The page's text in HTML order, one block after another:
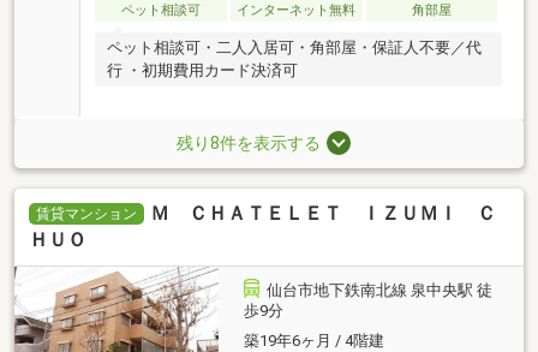
ペット相談可
インターネット無料 角部屋
ペット相談可・二人入居可・角部屋・保証人不要／代
行 ・初期費用カード決済可
残り8件を表示する
賃貸マンション
Ｍ ＣＨＡＴＥＬＥＴ ＩＺＵＭＩ Ｃ
ＨＵＯ
仙台市地下鉄南北線 泉中央駅 徒
歩9分
築19年6ヶ月 / 4階建